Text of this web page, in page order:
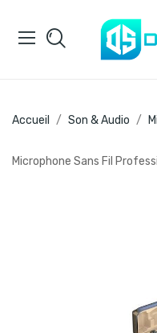
Accueil Son & Audio
Microphone Sans Fil